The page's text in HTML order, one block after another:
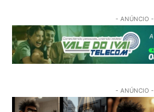
- ANÚNCIO -
- ANÚNCIO -